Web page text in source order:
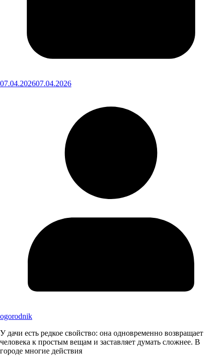
07.04.202607.04.2026
ogorodnik
У дачи есть редкое свойство: она одновременно возвращает
человека к простым вещам и заставляет думать сложнее. В
городе многие действия